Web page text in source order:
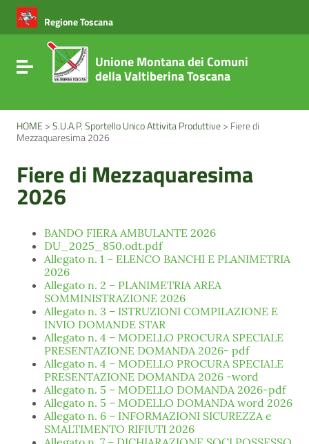
Vai ai contenuti
Vai al menu di navigazione
Vai al footer
Regione Toscana
Attiva / disattiva la navigazione
Unione Montana dei Comuni
della Valtiberina Toscana
HOME >S.U.A.P. Sportello Unico Attivita Produttive> Fiere di
Mezzaquaresima 2026
Fiere di Mezzaquaresima
2026
BANDO FIERA AMBULANTE 2026
DU_2025_850.odt.pdf
Allegato n. 1 – ELENCO BANCHI E PLANIMETRIA
2026
Allegato n. 2 – PLANIMETRIA AREA
SOMMINISTRAZIONE 2026
Allegato n. 3 – ISTRUZIONI COMPILAZIONE E
INVIO DOMANDE STAR
Allegato n. 4 – MODELLO PROCURA SPECIALE
PRESENTAZIONE DOMANDA 2026- pdf
Allegato n. 4 – MODELLO PROCURA SPECIALE
PRESENTAZIONE DOMANDA 2026 -word
Allegato n. 5 – MODELLO DOMANDA 2026-pdf
Allegato n. 5 – MODELLO DOMANDA word 2026
Allegato n. 6 – INFORMAZIONI SICUREZZA e
SMALTIMENTO RIFIUTI 2026